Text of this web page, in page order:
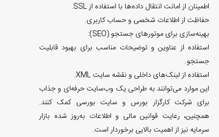
اطمینان از امانت انتقال داده‌ها با استفاده از SSL.
حفاظت از اطلاعات شخصی و حساب کاربری.
بهینه‌سازی برای موتورهای جستجو (SEO):
استفاده از عناوین و توضیحات مناسب برای بهبود قابلیت
جستجو.
استفاده از لینک‌های داخلی و نقشه سایت XML.
این موارد می‌توانند به طراحی یک وب‌سایت حرفه‌ای و جذاب
برای شرکت کارگزار بورس و سایت بورسی کمک کنند.
همچنین، رعایت قوانین مالی و اطلاعات به‌روز شده بازار
سرمایه نیز از اهمیت بالایی برخوردار است.